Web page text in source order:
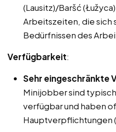
(Lausitz)/Baršć
Arbeitszeiten, die sich
Bedürfnissen des
Verfügbarkeit:
Sehr eingeschränkte
Minijobber sind
verfügbar und haben
Hauptverpflichtungen